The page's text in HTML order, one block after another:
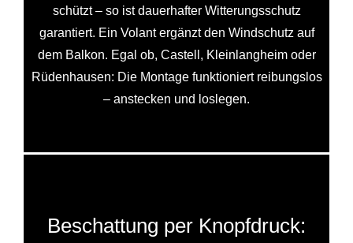
schützt – so ist dauerhafter Witterungsschutz
garantiert. Ein Volant ergänzt den Windschutz auf
dem Balkon. Egal ob, Castell, Kleinlangheim oder
Rüdenhausen: Die Montage funktioniert reibungslos
– anstecken und loslegen.
Beschattung per Knopfdruck: